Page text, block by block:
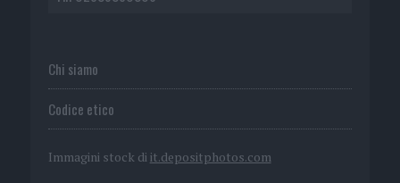
Chi siamo
Codice etico
Immagini stock di it.depositphotos.com